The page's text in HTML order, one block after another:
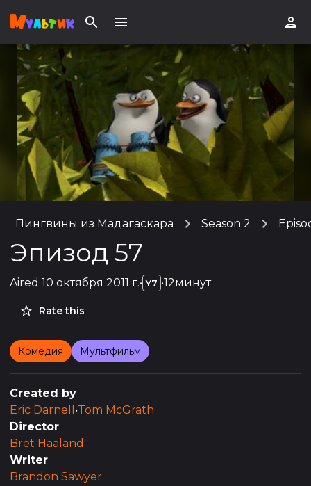
Пингвины из Мадагаскара Season 2
Эпизод 57
Aired 10 октября 2011 г.• Y7 •12минут
Rate this
Комедия Мультфильм
Created by
Eric Darnell •Tom McGrath
Director
Bret Haaland
Writer
Brandon Sawyer